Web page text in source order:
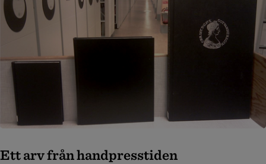
Ett arv från handpresstiden